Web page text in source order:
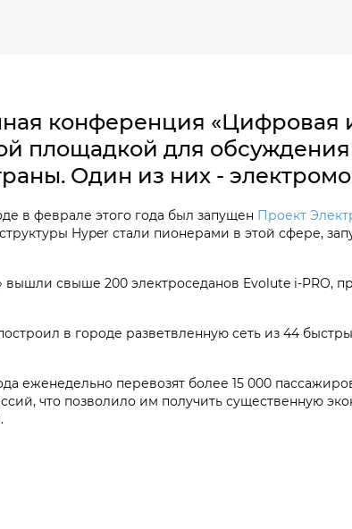
конференция «Цифровая
площадкой для
Один из них -
в феврале этого года был запущен Проект
Hyper стали пионерами в этой сфере,
свыше 200 электроседанов Evolute i‑PRO,
в городе разветвленную сеть из 44
еженедельно перевозят более 15 000
что позволило им получить существенную